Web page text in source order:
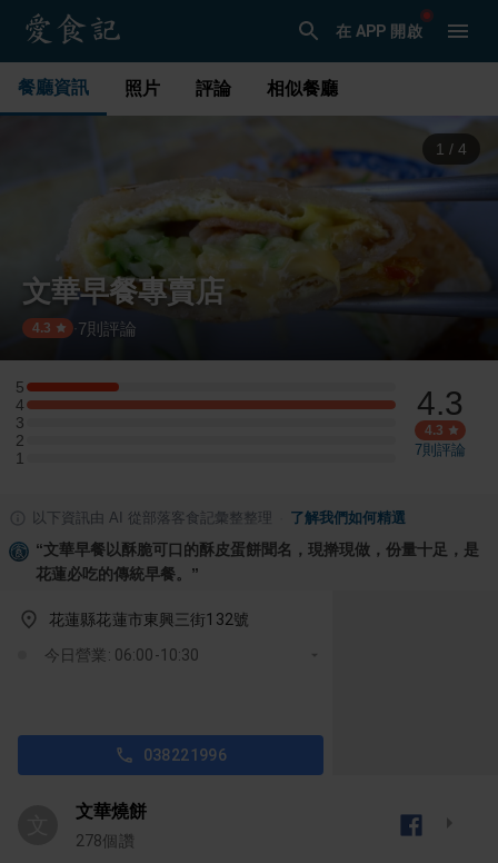
在 APP 開啟
餐廳資訊 照片 評論 相似餐廳
1 / 4
文華早餐專賣店
4.3 · 7則評論
5
5 星：1 則評論
4
4 星：4 則評論
3
3 星：0 則評論
2
2 星：0 則評論
1
1 星：0 則評論
4.3
4.3
7則評論
以下資訊由 AI 從部落客食記彙整整理 了解我們如何精選
“文華早餐以酥脆可口的酥皮蛋餅聞名，現擀現做，份量十足，是
花蓮必吃的傳統早餐。 ”
花蓮縣花蓮市東興三街132號
今日營業: 06:00-10:30
038221996
文華燒餅
278個讚